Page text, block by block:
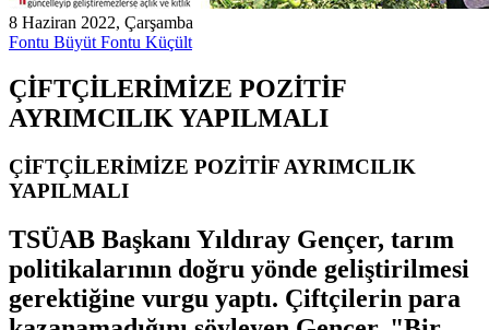
8 Haziran 2022, Çarşamba
Fontu Büyüt Fontu Küçült
ÇİFTÇİLERİMİZE POZİTİF
AYRIMCILIK YAPILMALI
ÇİFTÇİLERİMİZE POZİTİF AYRIMCILIK
YAPILMALI
TSÜAB Başkanı Yıldıray Gençer, tarım
politikalarının doğru yönde geliştirilmesi
gerektiğine vurgu yaptı. Çiftçilerin para